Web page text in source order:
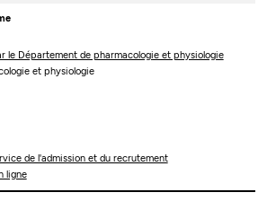
le Département de pharmacologie et physiologie
et physiologie
de l'admission et du recrutement
ligne